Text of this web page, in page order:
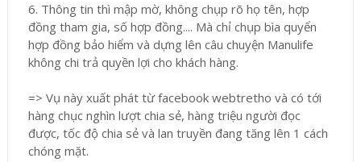
6. Thông tin thì mập mờ, không chụp rõ họ tên, hợp
đồng tham gia, số hợp đồng.... Mà chỉ chụp bìa quyển
hợp đồng bảo hiểm và dựng lên câu chuyện Manulife
không chi trả quyền lợi cho khách hàng.
=> Vụ này xuất phát từ facebook webtretho và có tới
hàng chục nghìn lượt chia sẻ, hàng triệu người đọc
được, tốc độ chia sẻ và lan truyền đang tăng lên 1 cách
chóng mặt.